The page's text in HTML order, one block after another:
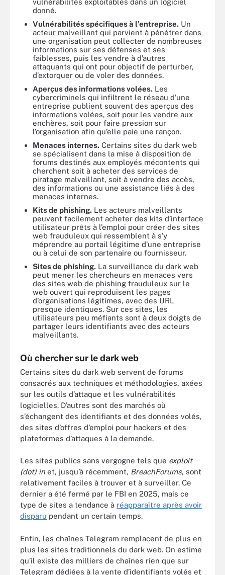
donné.
Vulnérabilités spécifiques à l’entreprise. Un
acteur malveillant qui parvient à pénétrer dans
une organisation peut collecter de nombreuses
informations sur ses défenses et ses
faiblesses, puis les vendre à d’autres
attaquants qui ont pour objectif de perturber,
d’extorquer ou de voler des données.
Aperçus des informations volées. Les
cybercriminels qui infiltrent le réseau d’une
entreprise publient souvent des aperçus des
informations volées, soit pour les vendre aux
enchères, soit pour faire pression sur
l’organisation afin qu’elle paie une rançon.
Menaces internes. Certains sites du dark web
se spécialisent dans la mise à disposition de
forums destinés aux employés mécontents qui
cherchent soit à acheter des services de
piratage malveillant, soit à vendre des accès,
des informations ou une assistance liés à des
menaces internes.
Kits de phishing. Les acteurs malveillants
peuvent facilement acheter des kits d’interface
utilisateur prêts à l’emploi pour créer des sites
web frauduleux qui ressemblent à s’y
méprendre au portail légitime d’une entreprise
ou à celui de son partenaire ou fournisseur.
Sites de phishing. La surveillance du dark web
peut mener les chercheurs en menaces vers
des sites web de phishing frauduleux sur le
web ouvert qui reproduisent les pages
d’organisations légitimes, avec des URL
presque identiques. Sur ces sites, les
utilisateurs peu méfiants sont à deux doigts de
partager leurs identifiants avec des acteurs
malveillants.
Où chercher sur le dark web
Certains sites du dark web servent de forums
consacrés aux techniques et méthodologies, axées
sur les outils d’attaque et les vulnérabilités
logicielles. D’autres sont des marchés où
s’échangent des identifiants et des données volés,
des sites d’offres d’emploi pour hackers et des
plateformes d’attaques à la demande.
Les sites publics sans vergogne tels que exploit
(dot) in et, jusqu’à récemment, BreachForums, sont
relativement faciles à trouver et à surveiller. Ce
dernier a été fermé par le FBI en 2025, mais ce
type de sites a tendance à réapparaître après avoir
disparu pendant un certain temps.
Enfin, les chaînes Telegram remplacent de plus en
plus les sites traditionnels du dark web. On estime
qu’il existe des milliers de chaînes rien que sur
Telegram dédiées à la vente d’identifiants volés et